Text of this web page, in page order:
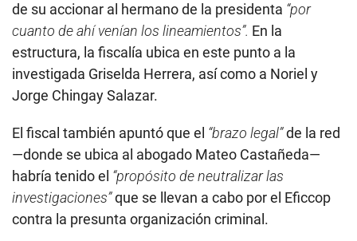
de su accionar al hermano de la presidenta “por
cuanto de ahí venían los lineamientos”. En la
estructura, la fiscalía ubica en este punto a la
investigada Griselda Herrera, así como a Noriel y
Jorge Chingay Salazar.
El fiscal también apuntó que el “brazo legal”de la red
—donde se ubica al abogado Mateo Castañeda—
habría tenido el “propósito de neutralizar las
investigaciones”que se llevan a cabo por el Eficcop
contra la presunta organización criminal.